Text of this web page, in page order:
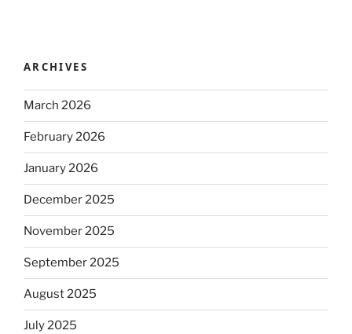
ARCHIVES
March 2026
February 2026
January 2026
December 2025
November 2025
September 2025
August 2025
July 2025